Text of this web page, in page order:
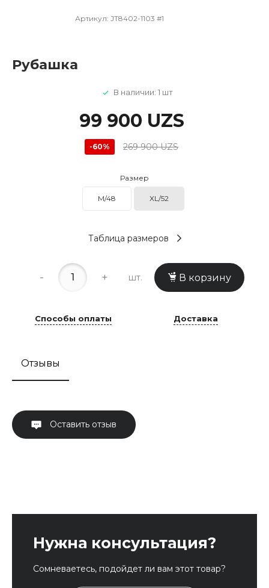
Артикул: JT8402-1103 #1
Рубашка
В наличии: 1 шт
99 900 UZS
-60% 269 900 UZS
Размер
M/48 XL/52
Таблица размеров
- + шт. В корзину
Способы оплаты Доставка
Отзывы
Оставить отзыв
Нужна консультация?
Сомневаетесь, подойдет ли вам этот товар?